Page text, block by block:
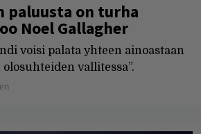
paluusta on turha
Noel Gallagher
voisi palata yhteen ainoastaan
vallitessa”.